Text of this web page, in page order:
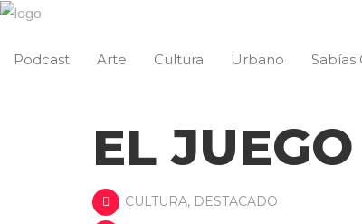
Podcast Arte Cultura Urbano Sabías
EL
CULTURA, DESTACADO